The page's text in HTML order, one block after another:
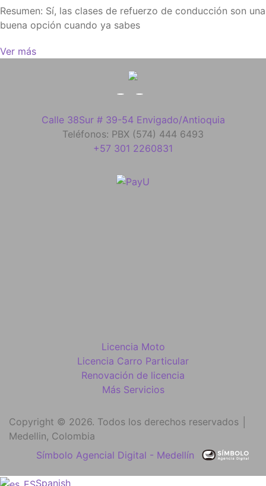
Resumen: Sí, las clases de refuerzo de conducción son una
buena opción cuando ya sabes
Ver más
Calle 38Sur # 39-54 Envigado/Antioquia
Teléfonos: PBX (574) 444 6493
+57 301 2260831
Licencia Moto
Licencia Carro Particular
Renovación de licencia
Más Servicios
Copyright © 2026. Todos los derechos reservados │
Medellin, Colombia
Símbolo Agencial Digital - Medellín
Spanish